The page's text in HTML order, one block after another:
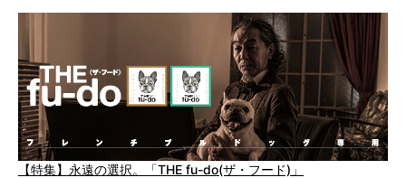
【特集】永遠の選択。「THE fu-do(ザ・フード)」